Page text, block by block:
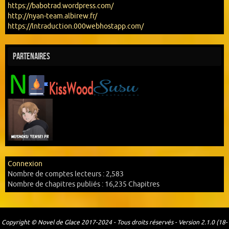
https://babotrad.wordpress.com/
http://nyan-team.albirew.fr/
https://lntraduction.000webhostapp.com/
Partenaires
Connexion
Nombre de comptes lecteurs : 2,583
Nombre de chapitres publiés : 16,235 Chapitres
Copyright © Novel de Glace 2017-2024 - Tous droits réservés - Version 2.1.0 (18-